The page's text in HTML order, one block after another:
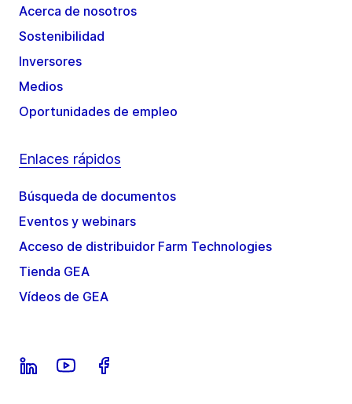
Acerca de nosotros
Sostenibilidad
Inversores
Medios
Oportunidades de empleo
Enlaces rápidos
Búsqueda de documentos
Eventos y webinars
Acceso de distribuidor Farm Technologies
Tienda GEA
Vídeos de GEA